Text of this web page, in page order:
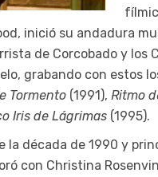
inició su andadura
de Corcobado y los
grabando con estos
Tormento (1991), Ritmo
Iris de Lágrimas (1995).
la década de 1990 y
con Christina